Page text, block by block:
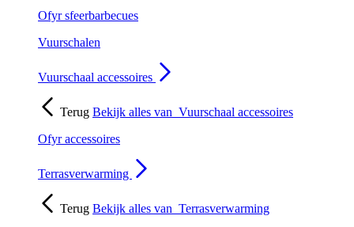
Ofyr sfeerbarbecues
Vuurschalen
Vuurschaal accessoires
Terug Bekijk alles van Vuurschaal accessoires
Ofyr accessoires
Terrasverwarming
Terug Bekijk alles van Terrasverwarming